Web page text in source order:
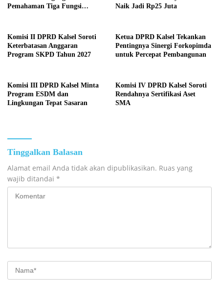
Pemahaman Tiga Fungsi
Naik Jadi Rp25 Juta
Komisi II DPRD Kalsel Soroti
Keterbatasan Anggaran
Program SKPD Tahun 2027
Ketua DPRD Kalsel Tekankan
Pentingnya Sinergi Forkopimda
untuk Percepat Pembangunan
Komisi III DPRD Kalsel Minta
Program ESDM dan
Lingkungan Tepat Sasaran
Komisi IV DPRD Kalsel Soroti
Rendahnya Sertifikasi Aset
SMA
Tinggalkan Balasan
Alamat email Anda tidak akan dipublikasikan. Ruas yang
wajib ditandai *